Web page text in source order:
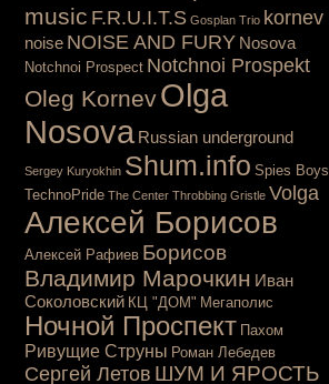
music F.R.U.I.T.S Gosplan Trio kornev
noise NOISE AND FURY Nosova
Notchnoi Prospect Notchnoi Prospekt
Oleg KornevOlga
Nosova Russian underground
Sergey Kuryokhin Shum.info Spies Boys
TechnoPride The Center Throbbing Gristle Volga
Алексей Борисов
Алексей Рафиев Борисов
Владимир Марочкин Иван
Соколовский КЦ "ДОМ" Мегаполис
Ночной Проспект Пахом
Ривущие Струны Роман Лебедев
Сергей Летов ШУМ И ЯРОСТЬ